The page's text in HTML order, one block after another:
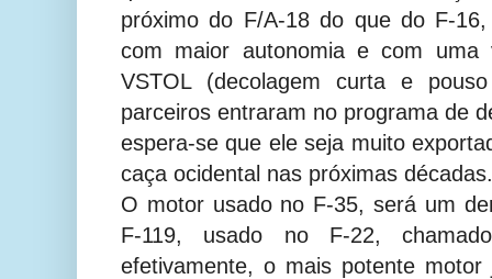
próximo do F/A-18 do que do F-
com maior autonomia e com uma
VSTOL (decolagem curta e
parceiros entraram no programa de
espera-se que ele seja muito
caça ocidental nas próximas décadas.
O motor usado no F-35, será um
F-119, usado no F-22,
efetivamente, o mais potente